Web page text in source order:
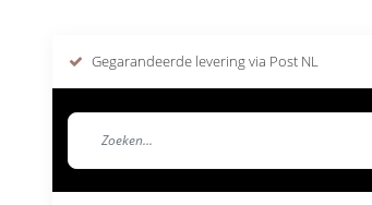
Gegarandeerde levering via Post NL